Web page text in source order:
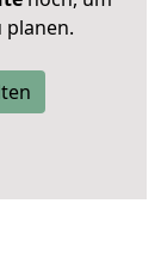
planen.